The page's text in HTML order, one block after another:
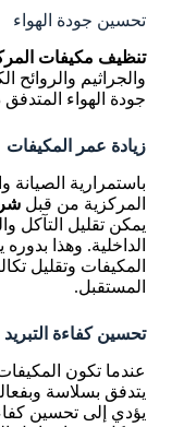
تحسين جودة الهواء
تنظيف مكيفات
والجراثيم والروائح
جودة الهواء
زيادة عمر المكيفات
باستمرارية
المركزية من قبل
يمكن تقليل التآكل
الداخلية. وهذا
المكيفات وتقليل
المستقبل.
تحسين كفاءة التبريد
عندما تكون
يتدفق بسلاسة
يؤدي إلى تحسين كفاءة